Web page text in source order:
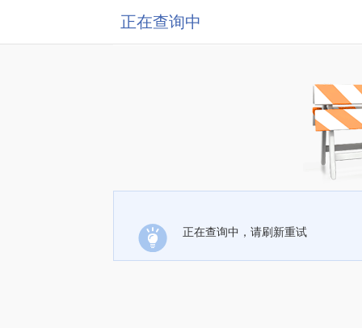
正在查询中
正在查询中，请刷新重试